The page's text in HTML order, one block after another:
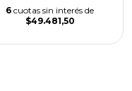
6 cuotas sin interés de
$49.481,50